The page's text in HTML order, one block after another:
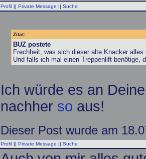
Profil || Private Message || Suche
Zitat:
BUZ postete
Frechheit, was sich dieser alte Knacker
Und falls ich mal einen Treppenlift benötige,
Ich würde es an
nachher so aus!
Dieser Post wurde am
Profil || Private Message || Suche